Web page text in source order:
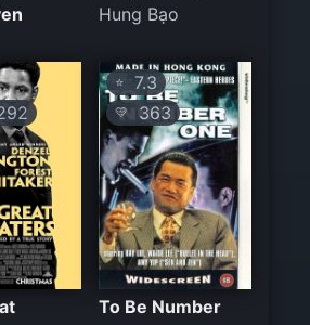
Hung Bạo
⭐ 7.3
💛 363
To Be Number